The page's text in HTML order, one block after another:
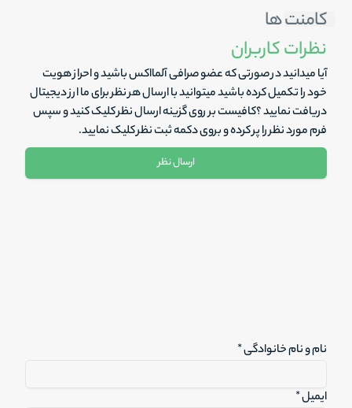
کامنت ها
نظرات کاربران
آیا میدانید در صورتی که عضو صرافی آلمااکس باشید و احراز هویت
خود را تکمیل کرده باشید میتوانید با ارسال هر نظر برای ما ارز دیجیتال
دریافت نمایید ؟کافیست بر روی گزینه ارسال نظر کلیک کنید و سپس
فرم مورد نظر را پر کرده و بروی دکمه ثبت نظر کلیک نمایید.
ارسال نظر
نام و نام خانوادگی *
ایمیل *